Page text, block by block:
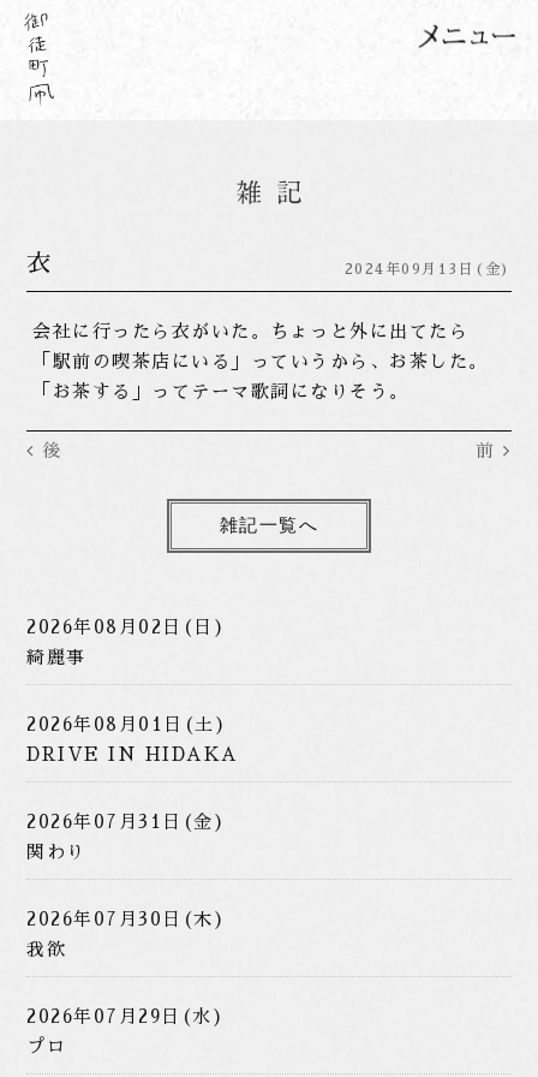
衣 2024年09月13日(金)
会社に行ったら衣がいた。ちょっと外に出てたら
「駅前の喫茶店にいる」っていうから、お茶した。
「お茶する」ってテーマ歌詞になりそう。
後 前
雑記一覧へ
2026年08月02日(日)
綺麗事
2026年08月01日(土)
DRIVE IN HIDAKA
2026年07月31日(金)
関わり
2026年07月30日(木)
我欲
2026年07月29日(水)
プロ